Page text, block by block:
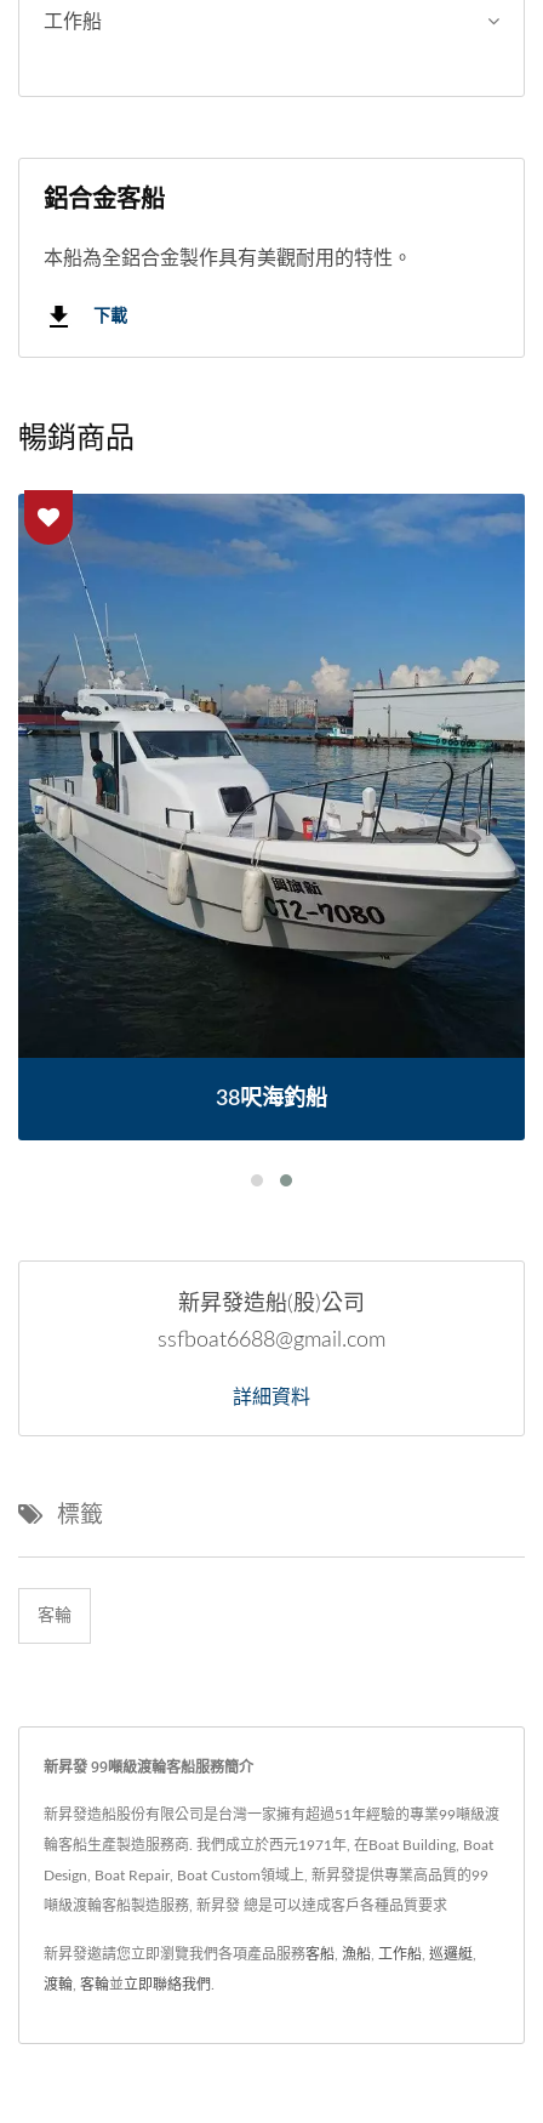
工作船
鋁合金客船
本船為全鋁合金製作具有美觀耐用的特性。
下載
暢銷商品
38呎海釣船
新昇發造船(股)公司
ssfboat6688@gmail.com
詳細資料
標籤
客輪
新昇發 99噸級渡輪客船服務簡介
新昇發造船股份有限公司是台灣一家擁有超過51年經驗的專業99噸級渡
輪客船生產製造服務商. 我們成立於西元1971年, 在Boat Building, Boat
Design, Boat Repair, Boat Custom領域上, 新昇發提供專業高品質的99
噸級渡輪客船製造服務, 新昇發 總是可以達成客戶各種品質要求
新昇發邀請您立即瀏覽我們各項產品服務客船 漁船 工作船 巡邏艇
渡輪 客輪並立即聯絡我們